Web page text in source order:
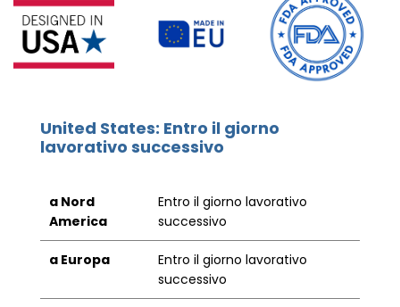
United States: Entro il giorno
lavorativo successivo
a Nord
America
Entro il giorno lavorativo
successivo
a Europa
Entro il giorno lavorativo
successivo